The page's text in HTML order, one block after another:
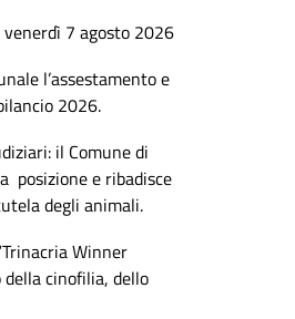
7 agosto 2026
l’assestamento e
2026.
il Comune di
posizione e ribadisce
degli animali.
Winner
della cinofilia, dello